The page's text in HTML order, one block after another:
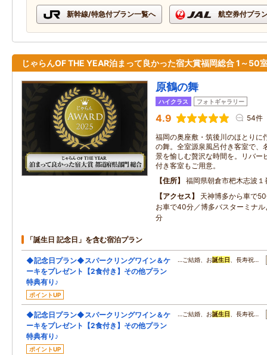
新幹線/特急付プラン一覧へ 航空券付プラ
じゃらんOF THE YEAR泊まって良かった宿大賞福岡総合 1～50
原鶴の舞
ハイクラス フォトギャラリー
4.9 54件
福岡の奥座敷・筑後川のほとりに
の舞。全室源泉風呂付き客室で、
景を愉しむ贅沢な時間を。リバー
付き客室もご用意。
住所
福岡県朝倉市杷木志波１
アクセス
天神博多から車で
お車で40分／博多バスターミナ
分
「誕生日 記念日」を含む宿泊プラン
◆記念日プラン◆スパークリングワイン＆ケ
ーキをプレゼント【2食付き】その他プラン
特典有り♪
ポイントUP
…ご結婚、お誕生日 、長寿祝…
◆記念日プラン◆スパークリングワイン＆ケ
ーキをプレゼント【2食付き】その他プラン
特典有り♪
ポイントUP
…ご結婚、お誕生日 、長寿祝…